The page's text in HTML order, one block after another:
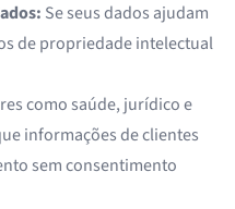
Se seus dados ajudam
de propriedade intelectual
como saúde, jurídico e
informações de clientes
sem consentimento